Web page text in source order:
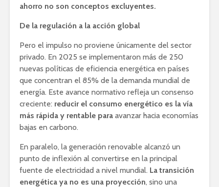
ahorro no son conceptos excluyentes.
De la regulación a la acción global
Pero el impulso no proviene únicamente del sector
privado. En 2025 se implementaron más de 250
nuevas políticas de eficiencia energética en países
que concentran el 85% de la demanda mundial de
energía. Este avance normativo refleja un consenso
creciente: reducir el consumo energético es la vía
más rápida y rentable para avanzar hacia economías
bajas en carbono.
En paralelo, la generación renovable alcanzó un
punto de inflexión al convertirse en la principal
fuente de electricidad a nivel mundial. La transición
energética ya no es una proyección, sino una